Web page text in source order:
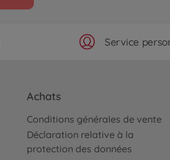
Service
Achats
Conditions générales de vente
Déclaration relative à la
protection des données